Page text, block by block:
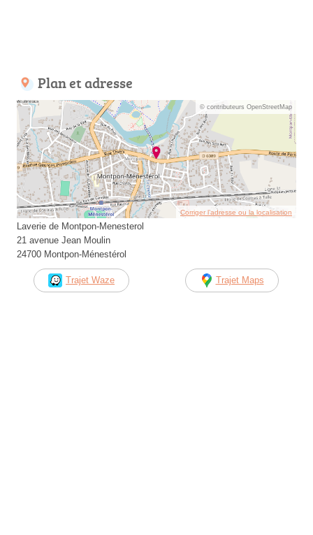
Plan et adresse
© contributeurs OpenStreetMap
Corriger l’adresse ou la localisation
Laverie de Montpon-Menesterol
21 avenue Jean Moulin
24700 Montpon-Ménestérol
Trajet Waze Trajet Maps